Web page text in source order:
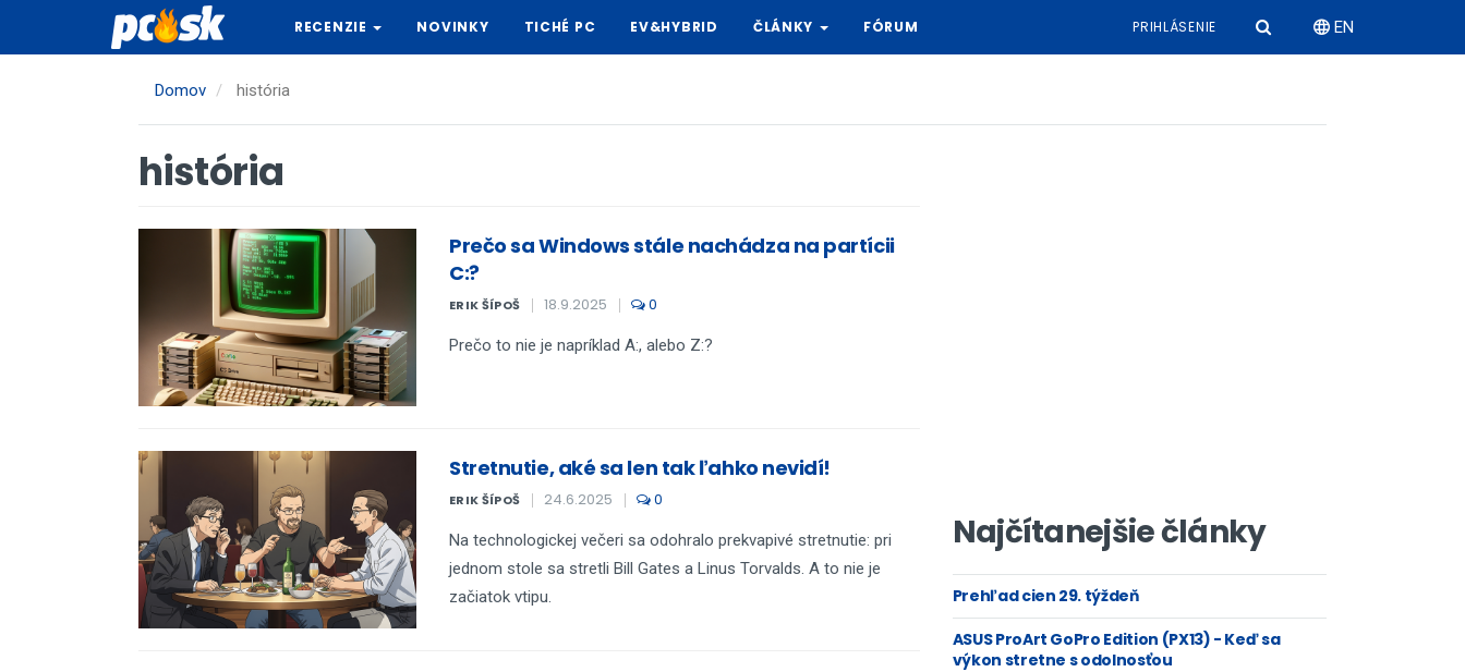
hlavný
RECENZIE NOVINKY TICHÉ PC EV&HYBRID ČLÁNKY FÓRUM PRIHLÁSENIE EN
Domov história
história
Prečo sa Windows stále nachádza na partícii
C:?
ERIK ŠÍPOŠ 18.9.2025 0
Prečo to nie je napríklad A:, alebo Z:?
Stretnutie, aké sa len tak ľahko nevidí!
ERIK ŠÍPOŠ 24.6.2025 0
Na technologickej večeri sa odohralo prekvapivé stretnutie: pri
jednom stole sa stretli Bill Gates a Linus Torvalds. A to nie je
začiatok vtipu.
Najčítanejšie články
Prehľad cien 29. týždeň
ASUS ProArt GoPro Edition (PX13) - Keď sa
výkon stretne s odolnosťou